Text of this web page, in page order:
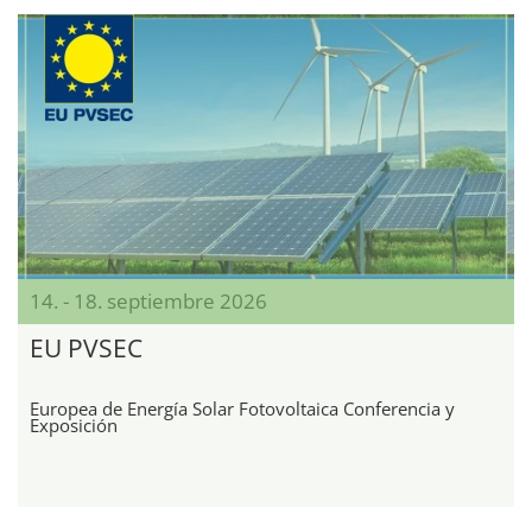
14. - 18. septiembre 2026
EU PVSEC
Europea de Energía Solar Fotovoltaica Conferencia y
Exposición